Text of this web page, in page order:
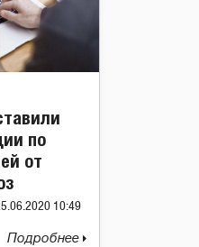
по
от
10:49
Подробнее